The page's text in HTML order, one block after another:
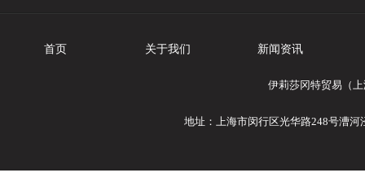
首页 关于我们 新闻资讯
伊莉莎冈特贸易（
地址：上海市闵行区光华路248号漕